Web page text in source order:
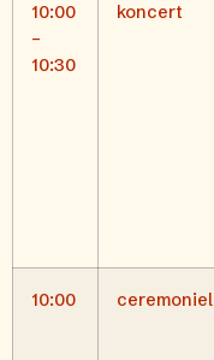
10:00
–
10:30
koncert
10:00 ceremoniel